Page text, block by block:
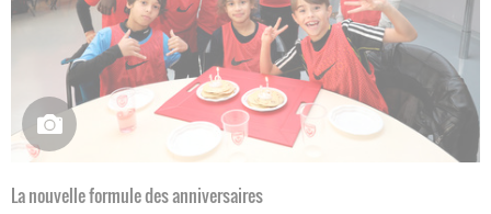
La nouvelle formule des anniversaires